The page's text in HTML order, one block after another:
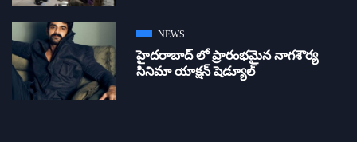
NEWS
హైదరాబాద్ లో ప్రారంభమైన నాగశౌర్య
సినిమా యాక్షన్ షెడ్యూల్